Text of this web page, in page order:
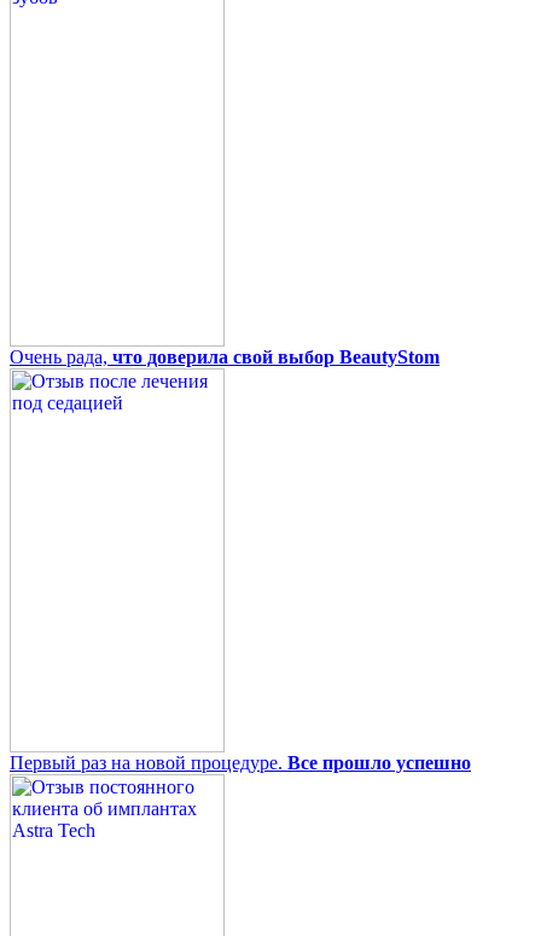
Очень рада, что доверила свой выбор BeautyStom
Первый раз на новой процедуре. Все прошло успешно